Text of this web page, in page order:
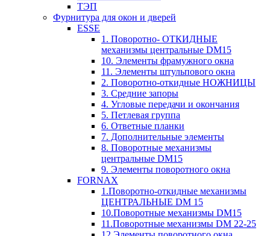
ТЭП
Фурнитура для окон и дверей
ESSE
1. Поворотно- ОТКИДНЫЕ
механизмы центральные DM15
10. Элементы фрамужного окна
11. Элементы штульпового окна
2. Поворотно-откидные НОЖНИЦЫ
3. Средние запоры
4. Угловые передачи и окончания
5. Петлевая группа
6. Ответные планки
7. Дополнительные элементы
8. Поворотные механизмы
центральные DM15
9. Элементы поворотного окна
FORNAX
1.Поворотно-откидные механизмы
ЦЕНТРАЛЬНЫЕ DM 15
10.Поворотные механизмы DM15
11.Поворотные механизмы DM 22-25